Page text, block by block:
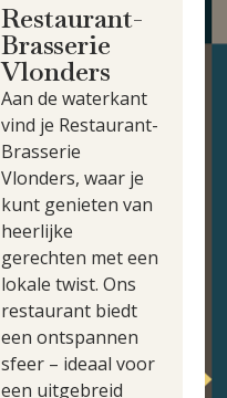
Restaurant-
Brasserie
Vlonders
Aan de waterkant
vind je Restaurant-
Brasserie
Vlonders, waar je
kunt genieten van
heerlijke
gerechten met een
lokale twist. Ons
restaurant biedt
een ontspannen
sfeer – ideaal voor
een uitgebreid